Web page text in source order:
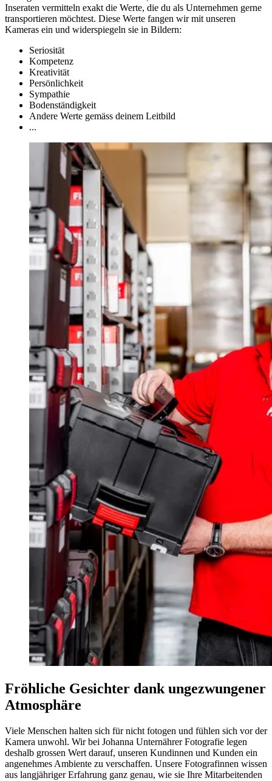
Inseraten vermitteln exakt die Werte, die du als Unternehmen gerne
transportieren möchtest. Diese Werte fangen wir mit unseren
Kameras ein und widerspiegeln sie in Bildern:
Seriosität
Kompetenz
Kreativität
Persönlichkeit
Sympathie
Bodenständigkeit
Andere Werte gemäss deinem Leitbild
...
Fröhliche Gesichter dank ungezwungener
Atmosphäre
Viele Menschen halten sich für nicht fotogen und fühlen sich vor der
Kamera unwohl. Wir bei Johanna Unternährer Fotografie legen
deshalb grossen Wert darauf, unseren Kundinnen und Kunden ein
angenehmes Ambiente zu verschaffen. Unsere Fotografinnen wissen
aus langjähriger Erfahrung ganz genau, wie sie Ihre Mitarbeitenden